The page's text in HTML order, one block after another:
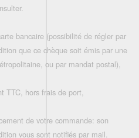
bancaire (possibilité de régler par
que ce chèque soit émis par une
ou par mandat postal),
TTC, hors frais de port,
de votre commande: son
vous sont notifiés par mail.